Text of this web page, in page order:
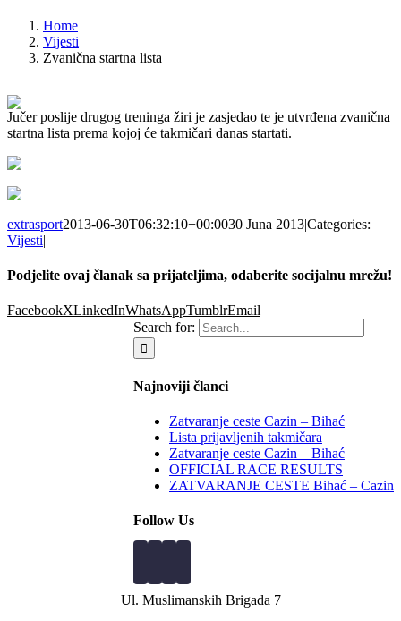
Home
Vijesti
Zvanična startna lista
Jučer poslije drugog treninga žiri je zasjedao te je utvrđena zvanična
startna lista prema kojoj će takmičari danas startati.
extrasport2013-06-30T06:32:10+00:0030 Juna 2013|Categories:
Vijesti|
Podjelite ovaj članak sa prijateljima, odaberite socijalnu mrežu!
FacebookXLinkedInWhatsAppTumblrEmail
Search for:
Najnoviji članci
Zatvaranje ceste Cazin – Bihać
Lista prijavljenih takmičara
Zatvaranje ceste Cazin – Bihać
OFFICIAL RACE RESULTS
ZATVARANJE CESTE Bihać – Cazin
Follow Us
Ul. Muslimanskih Brigada 7